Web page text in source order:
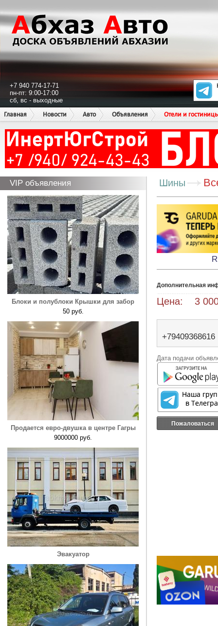
+7 940 774-17-71
пн-пт: 9:00-17:00
сб, вс - выходные
Главная
Новости Авто Объявления Отели и
VIP объявления
Блоки и полублоки Крышки для забор
50 руб.
Продается евро-двушка в центре Гагры
9000000 руб.
Эвакуатор
Шины
Дополнительная
Цена: 3
+79409368616
Дата подачи
Пожаловаться